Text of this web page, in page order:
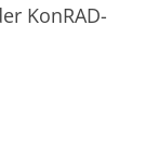
KonRAD-